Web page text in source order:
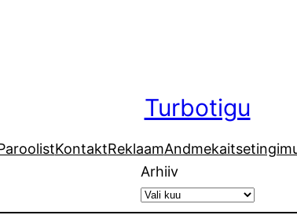
Turbotigu
KontaktReklaam
Arhiiv